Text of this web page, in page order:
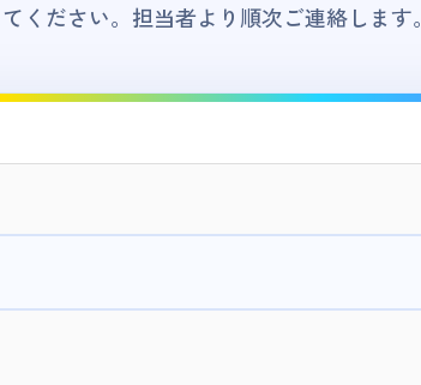
ください。担当者より順次ご連絡します。